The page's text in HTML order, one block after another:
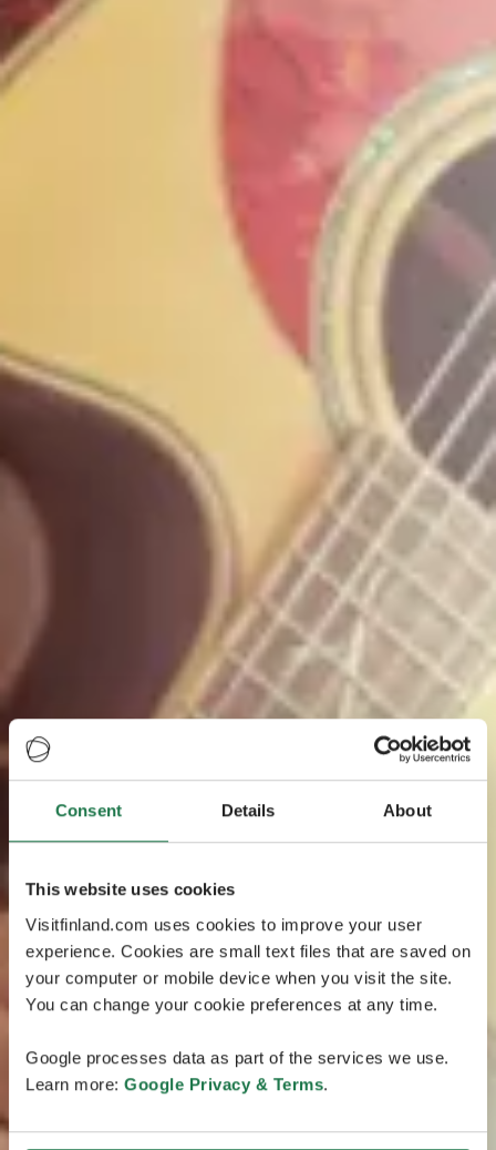
Consent Details About
This website uses cookies
Visitfinland.com uses cookies to improve your user
experience. Cookies are small text files that are saved on
your computer or mobile device when you visit the site.
You can change your cookie preferences at any time.
Google processes data as part of the services we use.
Learn more: Google Privacy & Terms.